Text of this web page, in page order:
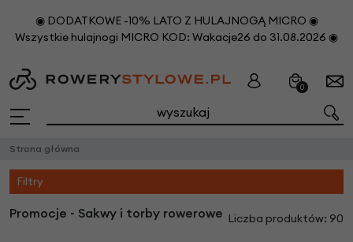
◉ DODATKOWE -10% LATO Z HULAJNOGĄ MICRO ◉
Wszystkie hulajnogi MICRO KOD: Wakacje26 do 31.08.2026 ◉
0
Strona główna
Filtry
Promocje - Sakwy i torby rowerowe Liczba produktów: 90